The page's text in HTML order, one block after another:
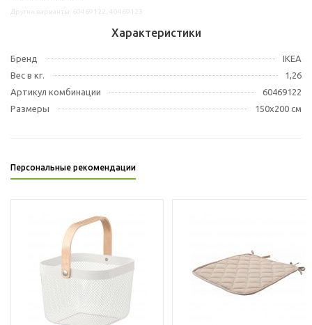
Характеристики
Бренд
IKEA
Вес в кг.
1,26
Артикул комбинации
60469122
Размеры
150x200 см
Персональные рекомендации